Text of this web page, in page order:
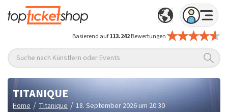
Basierend auf113.242Bewertungen
Suche nach Künstlern oder Events
TITANIQUE
Home / Titanique / 18. September 2026 um 20:30